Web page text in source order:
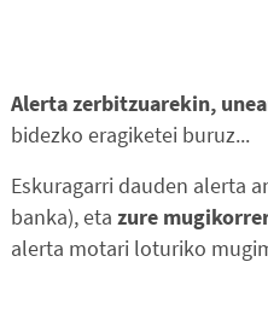
Alerta zerbitzuarekin,
bidezko eragiketei buruz...
Eskuragarri dauden alerta
banka), eta zure
alerta motari loturiko